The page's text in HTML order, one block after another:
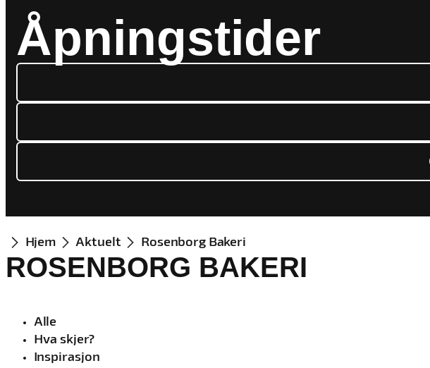
Åpningstider
Hjem Aktuelt Rosenborg Bakeri
ROSENBORG BAKERI
Alle
Hva skjer?
Inspirasjon